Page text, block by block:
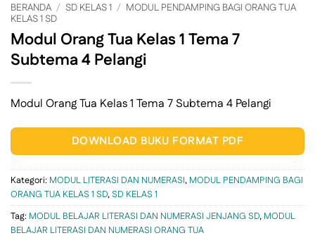
BERANDA / SD KELAS 1 / MODUL PENDAMPING BAGI ORANG TUA
KELAS 1 SD
Modul Orang Tua Kelas 1 Tema 7
Subtema 4 Pelangi
Modul Orang Tua Kelas 1 Tema 7 Subtema 4 Pelangi
DOWNLOAD BUKU FORMAT PDF
Kategori: MODUL LITERASI DAN NUMERASI, MODUL PENDAMPING BAGI
ORANG TUA KELAS 1 SD,SD KELAS 1
Tag: MODUL BELAJAR LITERASI DAN NUMERASI JENJANG SD, MODUL
BELAJAR LITERASI DAN NUMERASI ORANG TUA